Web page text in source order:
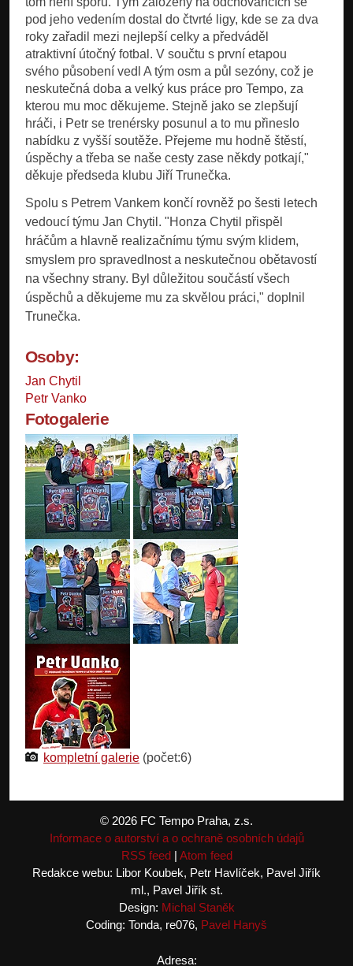
pod jeho vedením dostal do čtvrté ligy, kde se za dva
roky zařadil mezi nejlepší celky a předváděl
atraktivní útočný fotbal. V součtu s první etapou
svého působení vedl A tým osm a půl sezóny, což je
neskutečná doba a velký kus práce pro Tempo, za
kterou mu moc děkujeme. Stejně jako se zlepšují
hráči, i Petr se trenérsky posunul a to mu přineslo
nabídku z vyšší soutěže. Přejeme mu hodně štěstí,
úspěchy a třeba se naše cesty zase někdy potkají,"
děkuje předseda klubu Jiří Trunečka.
Spolu s Petrem Vankem končí rovněž po šesti letech
vedoucí týmu Jan Chytil. "Honza Chytil přispěl
hráčům a hlavně realizačnímu týmu svým klidem,
smyslem pro spravedlnost a neskutečnou obětavostí
na všechny strany. Byl důležitou součástí všech
úspěchů a děkujeme mu za skvělou práci," doplnil
Trunečka.
Osoby:
Jan Chytil
Petr Vanko
Fotogalerie
kompletní galerie (počet:6)
© 2026 FC Tempo Praha, z.s.
Informace o autorství a o ochraně osobních údajů
RSS feed| Atom feed
Redakce webu: Libor Koubek, Petr Havlíček, Pavel Jiřík
ml., Pavel Jiřík st.
Design: Michal Staněk
Coding: Tonda, re076, Pavel Hanyš
Adresa: